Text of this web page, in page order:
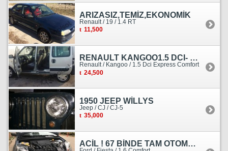
ARIZASIZ,TEMİZ,EKONOMİK
Renault / 19 / 1.4 RT
11,500
RENAULT KANGOO1.5 DCI- 138 KM
Renault / Kangoo / 1.5 Dci Express Comfort
24,500
1950 JEEP WİLLYS
Jeep / CJ / CJ-5
35,000
ACİL ! 67 BİNDE TAM OTOMATİK FORD FİESTA